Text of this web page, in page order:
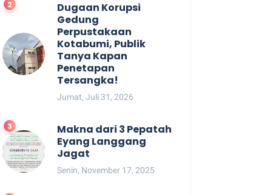
Dugaan Korupsi
Gedung
Perpustakaan
Kotabumi, Publik
Tanya Kapan
Penetapan
Tersangka!
Jumat, Juli 31, 2026
Makna dari 3 Pepatah
Eyang Langgang
Jagat
Senin, November 17, 2025